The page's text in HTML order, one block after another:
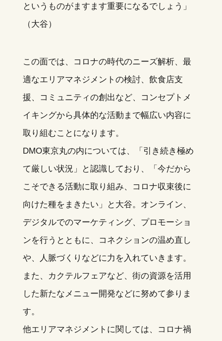
というものがますます重要になるでしょう」
（大谷）
この面では、コロナの時代のニーズ解析、最
適なエリアマネジメントの検討、飲食店支
援、コミュニティの創出など、コンセプトメ
イキングから具体的な活動まで幅広い内容に
取り組むことになります。
DMO東京丸の内については、「引き続き極め
て厳しい状況」と認識しており、「今だから
こそできる活動に取り組み、コロナ収束後に
向けた種をまきたい」と大谷。オンライン、
デジタルでのマーケティング、プロモーショ
ンを行うとともに、コネクションの温め直し
や、人脈づくりなどに力を入れていきます。
また、カクテルフェアなど、街の資源を活用
した新たなメニュー開発などに努めて参りま
す。
他エリアマネジメントに関しては、コロナ禍